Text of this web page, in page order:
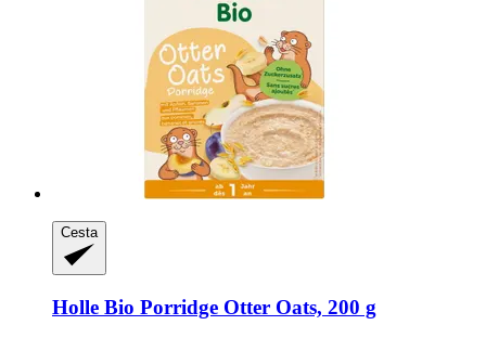
Cesta
Holle Bio Porridge Otter Oats, 200 g